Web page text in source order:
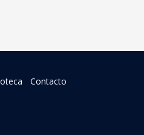
Contacto